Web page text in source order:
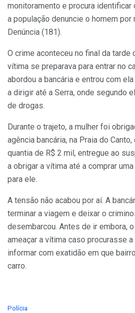
monitoramento e procura
a população denuncie o homem
Denúncia (181).
O crime aconteceu no final da tarde
vítima se preparava para entrar no
abordou a bancária e entrou com
a dirigir até a Serra, onde segundo
de drogas.
Durante o trajeto, a mulher foi
agência bancária, na Praia do
quantia de R$ 2 mil, entregue ao
a obrigar a vítima até a comprar
para ele.
A tensão não acabou por aí. A
terminar a viagem e deixar o
desembarcou. Antes de ir embora,
ameaçar a vítima caso procurasse
informar com exatidão em que
carro.
C
Polícia